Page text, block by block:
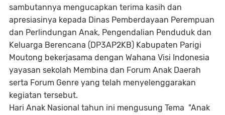
sambutannya mengucapkan terima kasih dan
apresiasinya kepada Dinas Pemberdayaan Perempuan
dan Perlindungan Anak, Pengendalian Penduduk dan
Keluarga Berencana (DP3AP2KB) Kabupaten Parigi
Moutong bekerjasama dengan Wahana Visi Indonesia
yayasan sekolah Membina dan Forum Anak Daerah
serta Forum Genre yang telah menyelenggarakan
kegiatan tersebut.
Hari Anak Nasional tahun ini mengusung Tema "Anak